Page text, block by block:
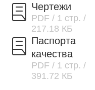
Чертежи
PDF / 1 стр. /
217.18 КБ
Паспорта
качества
PDF / 1 стр. /
391.72 КБ